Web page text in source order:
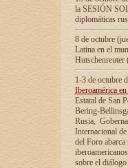
la SESIÓN
diplomáticas
8 de octubre
Latina en el
1-3 de octubre
Iberoamérica
Estatal de San
Bering-
Rusia,
Internacional
del Foro
sobre el